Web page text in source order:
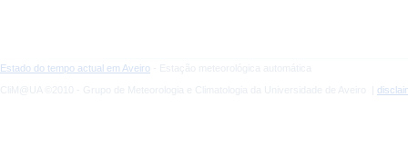
Estado do tempo actual em Aveiro - Estação meteorológica automática
CliM@UA ©2010 - Grupo de Meteorologia e Climatologia da Universidade de Aveiro |